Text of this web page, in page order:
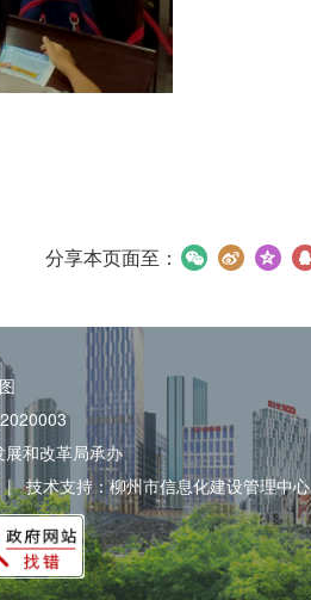
分享本页面至：
和改革局承办
| 技术支持：柳州市信息化建设管理中心